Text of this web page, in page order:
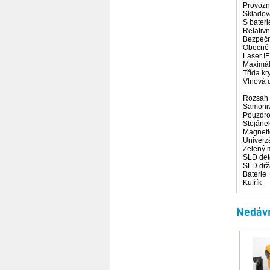
S
Laser
Třída
Vlnová
Pouzdro
Zelený
SLD
SLD
Baterie
Kufřík